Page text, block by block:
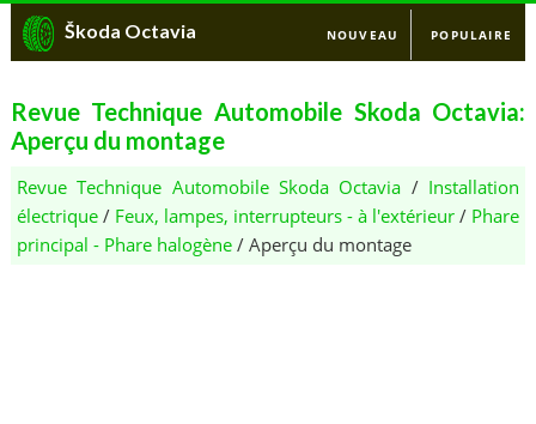
Škoda Octavia NOUVEAU POPULAIRE
Revue Technique Automobile Skoda Octavia:
Aperçu du montage
Revue Technique Automobile Skoda Octavia / Installation
électrique/ Feux, lampes, interrupteurs - à l'extérieur / Phare
principal - Phare halogène/ Aperçu du montage